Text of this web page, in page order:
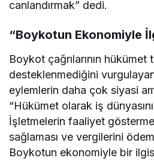
canlandırmak” dedi.
“Boykotun Ekonomiyle
Boykot çağrılarının hükümet
desteklenmediğini
eylemlerin daha çok siyasi
“Hükümet olarak iş
İşletmelerin faaliyet
sağlaması ve vergilerini
Boykotun ekonomiyle bir